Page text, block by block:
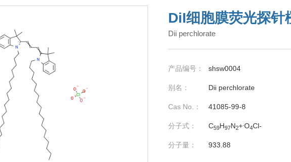
DiI细胞膜荧光探针
Dii perchlorate
产品编号： shsw0004
别名： Dii perchlorate
Cas No.： 41085-99-8
分子式： C59H97N2+O4Cl-
分子量： 933.88